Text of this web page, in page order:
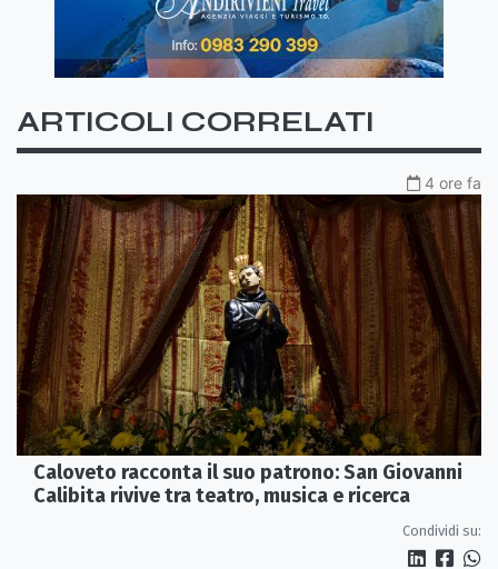
ARTICOLI CORRELATI
4 ore fa
Caloveto racconta il suo patrono: San Giovanni
Calibita rivive tra teatro, musica e ricerca
Condividi su: